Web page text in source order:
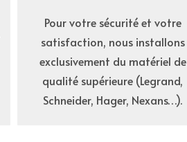
Pour votre sécurité et votre
satisfaction, nous installons
exclusivement du matériel de
qualité supérieure (Legrand,
Schneider, Hager, Nexans…).